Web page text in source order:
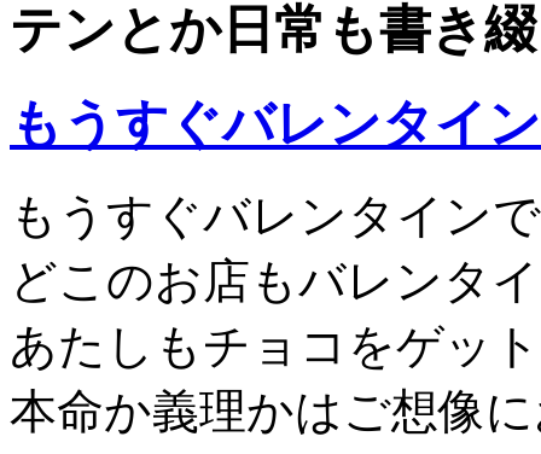
テンとか日常も書き
もうすぐバレンタイン
もうすぐバレンタイン
どこのお店もバレンタ
あたしもチョコをゲッ
本命か義理かはご想像